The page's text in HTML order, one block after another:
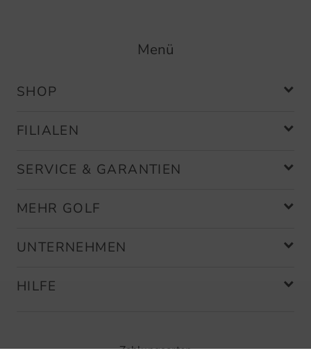
Menü
SHOP
FILIALEN
SERVICE & GARANTIEN
MEHR GOLF
UNTERNEHMEN
HILFE
Zahlungsarten